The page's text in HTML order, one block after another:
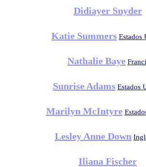
Didiayer Snyder
Katie Summers Estados
Nathalie Baye
Sunrise Adams Estados
Marilyn McIntyre
Lesley Anne Down
Iliana Fischer